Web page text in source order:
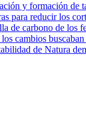
y formación de
para reducir los
de carbono de los
cambios
de Natura